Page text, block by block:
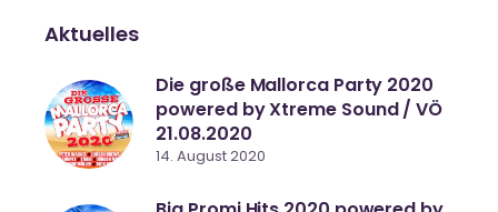
Aktuelles
Die große Mallorca Party 2020
powered by Xtreme Sound / VÖ
21.08.2020
14. August 2020